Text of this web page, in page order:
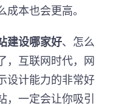
本也会更高。
建设哪家好、怎么
，互联网时代，网
设计能力的非常好
，一定会让你吸引